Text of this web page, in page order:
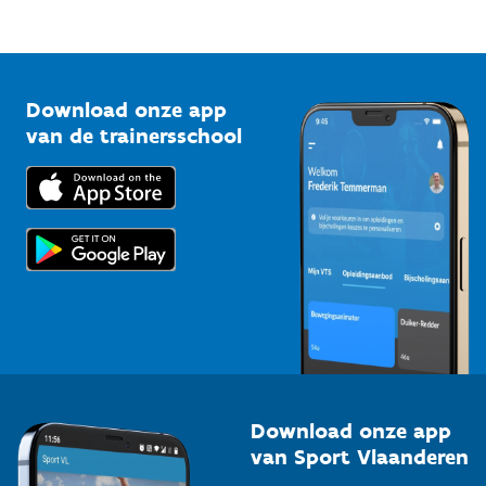
Bedrijven
Trainers en begeleiders
Topsporters
Vlaamse Trainersschool
Kennisplatform
Downloads
Voor de pers
Download onze app
van de trainersschool
Download onze app
van Sport Vlaanderen